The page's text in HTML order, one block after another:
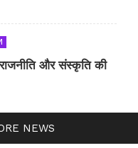
NEWS
और संस्कृति की